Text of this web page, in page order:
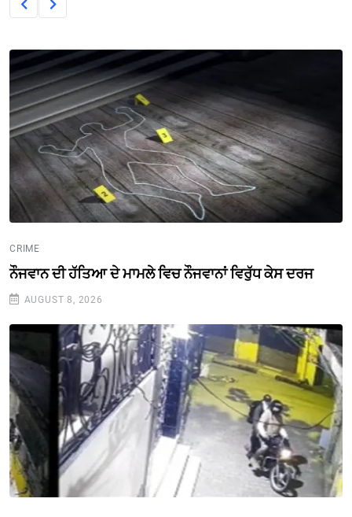
CRIME
ਨੌਜਵਾਨ ਦੀ ਹੱਤਿਆ ਦੇ ਮਾਮਲੇ ਵਿਚ ਨੌਜਵਾਨਾਂ ਵਿਰੁੱਧ ਕੇਸ ਦਰਜ
AUGUST 8, 2026